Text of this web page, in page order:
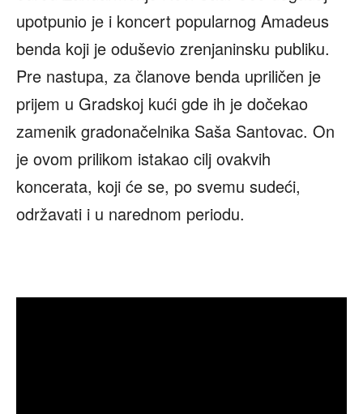
upotpunio je i koncert popularnog Amadeus
benda koji je oduševio zrenjaninsku publiku.
Pre nastupa, za članove benda upriličen je
prijem u Gradskoj kući gde ih je dočekao
zamenik gradonačelnika Saša Santovac. On
je ovom prilikom istakao cilj ovakvih
koncerata, koji će se, po svemu sudeći,
održavati i u narednom periodu.